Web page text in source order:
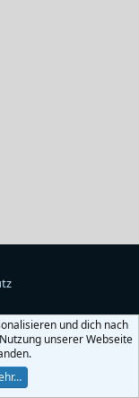
und dich nach
unserer Webseite